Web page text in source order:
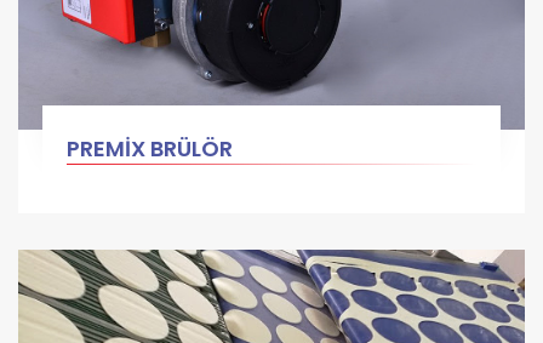
PREMİX BRÜLÖR